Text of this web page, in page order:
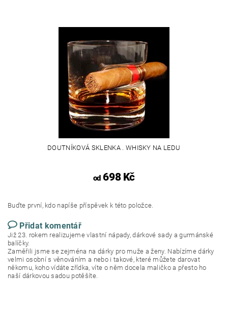
DOUTNÍKOVÁ SKLENKA . WHISKY NA LEDU
od698 Kč
Buďte první, kdo napíše příspěvek k této položce.
Přidat komentář
Již 23. rokem realizujeme vlastní nápady, dárkové sady a gurmánské
balíčky.
Zaměřili jsme se zejména na dárky pro muže a ženy. Nabízíme dárky
velmi osobní s věnováním a nebo i takové, které můžete darovat
někomu, koho vídáte zřídka, víte o něm docela maličko a přesto ho
naší dárkovou sadou potěšíte.